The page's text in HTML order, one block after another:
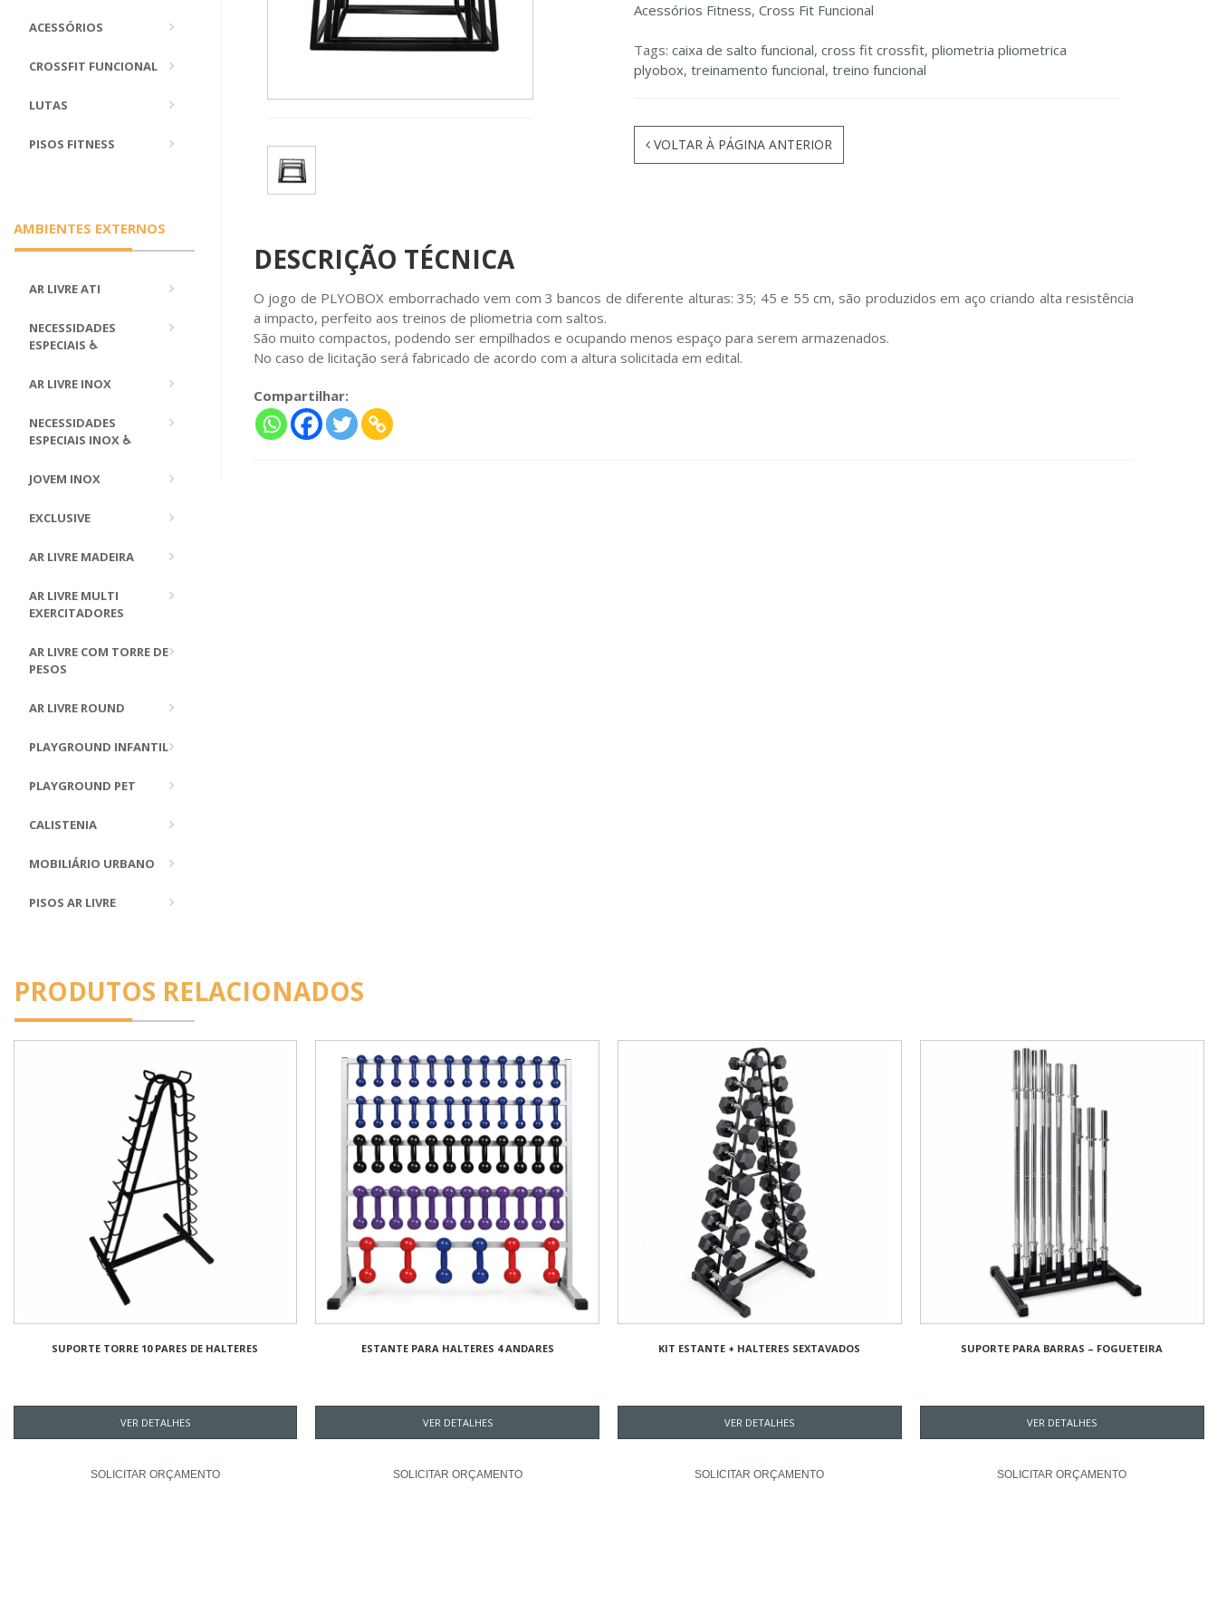
ACESSÓRIOS
CROSSFIT FUNCIONAL
LUTAS
PISOS FITNESS
AMBIENTES EXTERNOS
AR LIVRE ATI
NECESSIDADES
ESPECIAIS ♿
AR LIVRE INOX
NECESSIDADES
ESPECIAIS INOX ♿
JOVEM INOX
EXCLUSIVE
AR LIVRE MADEIRA
AR LIVRE MULTI
EXERCITADORES
AR LIVRE COM TORRE DE
PESOS
AR LIVRE ROUND
PLAYGROUND INFANTIL
PLAYGROUND PET
CALISTENIA
MOBILIÁRIO URBANO
PISOS AR LIVRE
Acessórios Fitness, Cross Fit Funcional
Tags: caixa de salto funcional, cross fit crossfit, pliometria pliometrica
plyobox, treinamento funcional, treino funcional
VOLTAR À PÁGINA ANTERIOR
DESCRIÇÃO TÉCNICA
O jogo de PLYOBOX emborrachado vem com 3 bancos de diferente alturas: 35; 45 e 55 cm, são produzidos em aço criando alta resistência
a impacto, perfeito aos treinos de pliometria com saltos.
São muito compactos, podendo ser empilhados e ocupando menos espaço para serem armazenados.
No caso de licitação será fabricado de acordo com a altura solicitada em edital.
Compartilhar:
PRODUTOS RELACIONADOS
SUPORTE TORRE 10 PARES DE HALTERES
VER DETALHES
SOLICITAR ORÇAMENTO
ESTANTE PARA HALTERES 4 ANDARES
VER DETALHES
SOLICITAR ORÇAMENTO
KIT ESTANTE + HALTERES SEXTAVADOS
VER DETALHES
SOLICITAR ORÇAMENTO
SUPORTE PARA BARRAS – FOGUETEIRA
VER DETALHES
SOLICITAR ORÇAMENTO